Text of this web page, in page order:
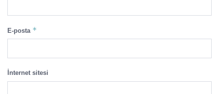
E-posta *
İnternet sitesi